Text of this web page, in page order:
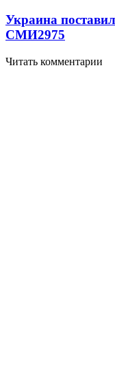
Украина
СМИ2975
Читать комментарии